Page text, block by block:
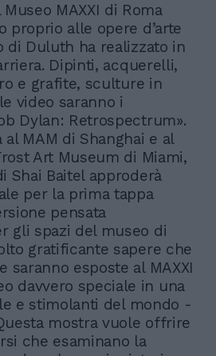
MAXXI di Roma
proprio alle opere d’arte
di Duluth ha realizzato in
Dipinti, acquerelli,
e grafite, sculture in
video saranno i
Dylan: Retrospectrum».
al MAM di Shanghai e al
Art Museum di Miami,
Shai Baitel approderà
per la prima tappa
pensata
gli spazi del museo di
gratificante sapere che
saranno esposte al MAXXI
davvero speciale in una
e stimolanti del mondo -
mostra vuole offrire
che esaminano la